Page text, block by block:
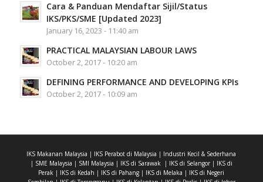
Cara & Panduan Mendaftar Sijil/Status
IKS/PKS/SME [Updated 2023]
January 16, 2023 - 11:40 am
PRACTICAL MALAYSIAN LABOUR LAWS
October 2, 2017 - 10:20 am
DEFINING PERFORMANCE AND DEVELOPING KPIs
October 2, 2017 - 10:09 am
IKS Makanan Malaysia | IKS Perabot di Malaysia | Industri Kecil & Sederhana
| SME Malaysia | SMI Malaysia | IKS di Sarawak | IKS di Selangor| IKS di
Perak | IKS di Kedah | IKS di Pahang | IKS di Melaka | IKS di Negeri